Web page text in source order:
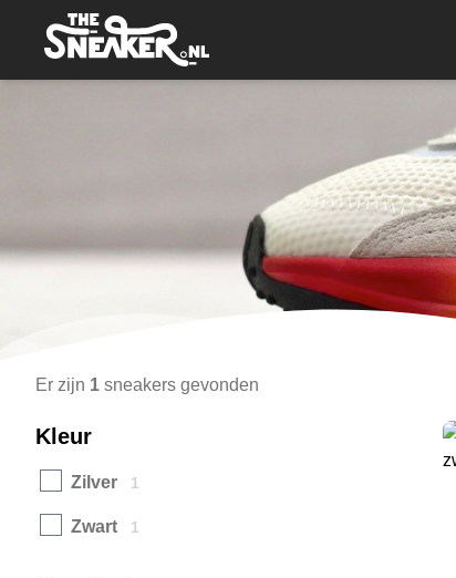
Er zijn 1 sneakers gevonden
Kleur
Zilver 1
Zwart 1